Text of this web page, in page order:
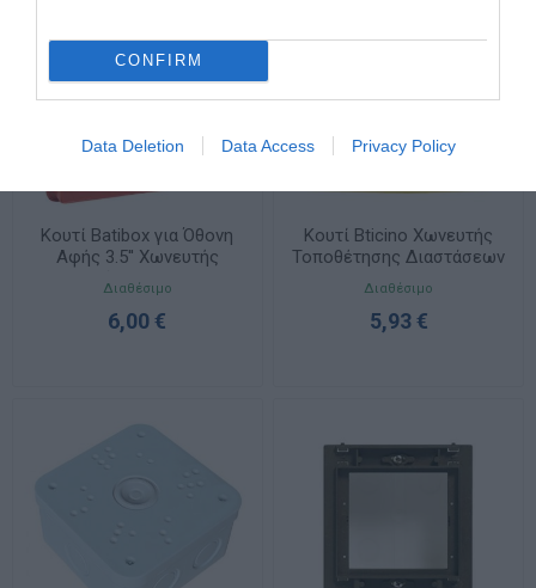
CONFIRM
Data Deletion Data Access Privacy Policy
Κουτί Batibox για Όθονη
Αφής 3.5'' Χωνευτής
Τοποθέτησης 089279
Διαθέσιμο
6,00 €
Κουτί Bticino Χωνευτής
Τοποθέτησης Διαστάσεων
107x120x53.3mm 506E
Διαθέσιμο
5,93 €